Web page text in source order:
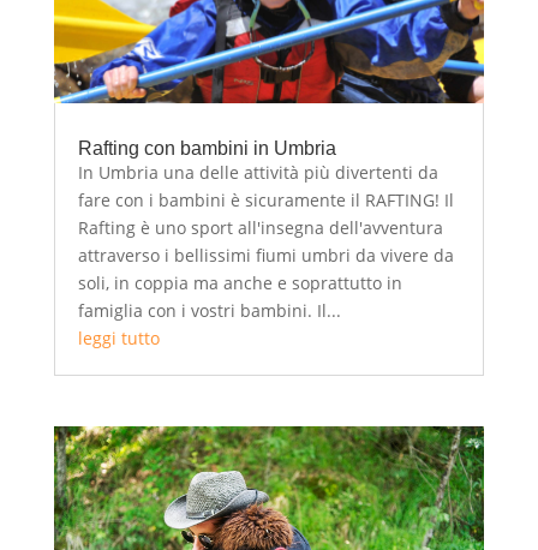
Rafting con bambini in Umbria
In Umbria una delle attività più divertenti da
fare con i bambini è sicuramente il RAFTING! Il
Rafting è uno sport all'insegna dell'avventura
attraverso i bellissimi fiumi umbri da vivere da
soli, in coppia ma anche e soprattutto in
famiglia con i vostri bambini. Il...
leggi tutto